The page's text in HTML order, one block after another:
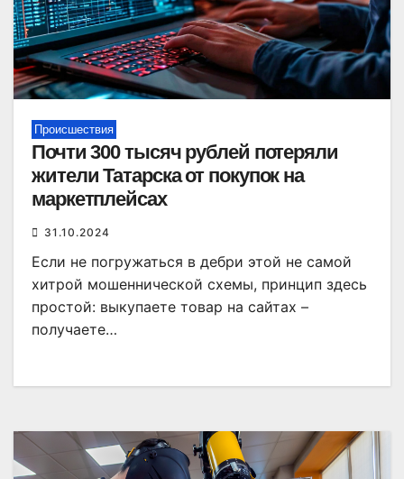
Происшествия
Почти 300 тысяч рублей потеряли
жители Татарска от покупок на
маркетплейсах
31.10.2024
Если не погружаться в дебри этой не самой
хитрой мошеннической схемы, принцип здесь
простой: выкупаете товар на сайтах –
получаете…